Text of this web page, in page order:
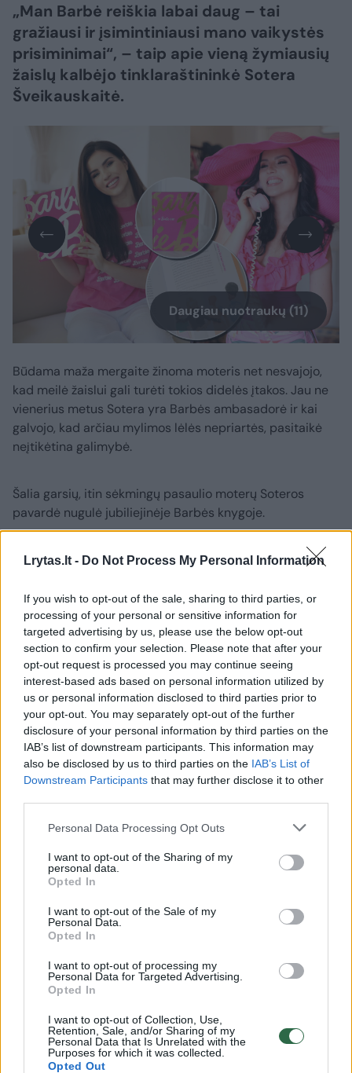
Lrytas.lt - Do Not Process My Personal Information
If you wish to opt-out of the sale, sharing to third parties, or
processing of your personal or sensitive information for
targeted advertising by us, please use the below opt-out
section to confirm your selection. Please note that after your
opt-out request is processed you may continue seeing
interest-based ads based on personal information utilized by
us or personal information disclosed to third parties prior to
your opt-out. You may separately opt-out of the further
disclosure of your personal information by third parties on the
IAB’s list of downstream participants. This information may
also be disclosed by us to third parties on the IAB’s List of
Downstream Participants that may further disclose it to other
Personal Data Processing Opt Outs
I want to opt-out of the Sharing of my
personal data.
Opted In
I want to opt-out of the Sale of my
Personal Data.
Opted In
I want to opt-out of processing my
Personal Data for Targeted Advertising.
Opted In
I want to opt-out of Collection, Use,
Retention, Sale, and/or Sharing of my
Personal Data that Is Unrelated with the
Purposes for which it was collected.
Opted Out
„Man Barbė reiškia labai daug – tai
gražiausi ir įsimintiniausi mano vaikystės
prisiminimai“, – taip apie vieną žymiausių
žaislų kalbėjo tinklaraštininkė Sotera
Šveikauskaitė.
Daugiau nuotraukų (11)
Būdama maža mergaite žinoma moteris net nesvajojo,
kad meilė žaislui gali turėti tokios didelės įtakos. Jau ne
vienerius metus Sotera yra Barbės ambasadorė ir kai
galvojo, kad arčiau mylimos lėlės nepriartės, pasitaikė
neįtikėtina galimybė.
Šalia garsių, itin sėkmingų pasaulio moterų Soteros
pavardė nugulė jubiliejinėje Barbės knygoje.
Visai atsitiktinai renginyje dvi dukras auginanti moteris,
nesitikėjo, kad atsidurs išskirtiniame leidinyje.
„Vienintelei iš Lietuvos tapti knygos dalimi yra kažkas
nuostabaus ir nepaprasto“, – naujienų portalui Lrytas
atskleidė žinoma moteris sutikusi pasidalinti istorija apie
meilę lėlėms, motinystę ir išskirtinę patirtį.
„Knyga yra išleista todėl, nes 65-ąjį gimtadienį
švenčianti Barbė išleidžia savo įkvepiančių istorijų knygą.
Šioje knygoje yra patalpintos 109 istorijos.
Norite skaityti toliau?
Prisijunkite prie mūsų bendruomenės ir tapkite
Vos nuo 1 Eur / mėn.
Prenumeruoti